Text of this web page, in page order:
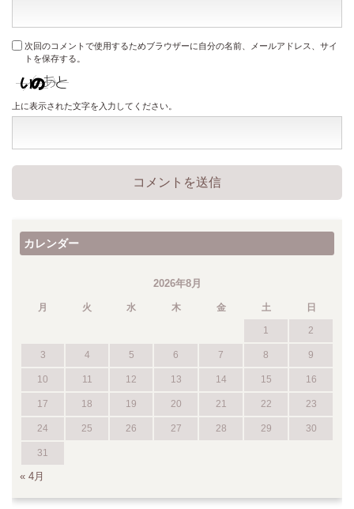
次回のコメントで使用するためブラウザーに自分の名前、メールアドレス、サイ
トを保存する。
上に表示された文字を入力してください。
カレンダー
2026年8月
月 火 水 木 金 土 日
1 2
3 4 5 6 7 8 9
10 11 12 13 14 15 16
17 18 19 20 21 22 23
24 25 26 27 28 29 30
31
« 4月